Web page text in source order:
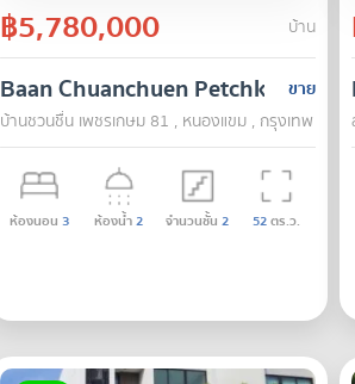
฿5,780,000 บ้าน
ขาย
Baan Chuanchuen Petchkasem 81
บ้านชวนชื่น เพชรเกษม 81 , หนองแขม , กรุงเทพ
ห้องนอน 3 ห้องน้ำ2 จำนวนชั้น 2 52ตร.ว.